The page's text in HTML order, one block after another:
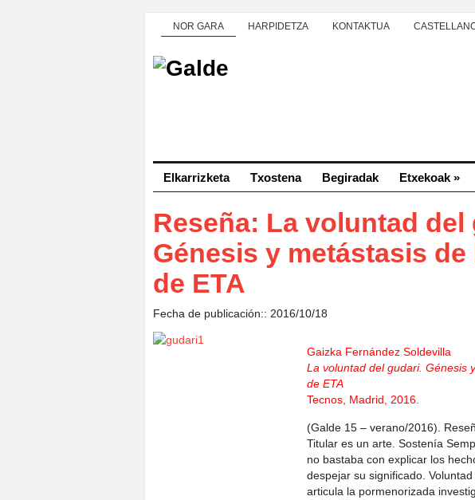
NOR GARA HARPIDETZA KONTAKTUA
Elkarrizketa Txostena Begiradak Etxekoak »
Reseña: La voluntad del
Génesis y metástasis
de ETA
Fecha de publicación:: 2016/10/18
Gaizka Fernández Soldevilla
La voluntad del gudari. Génesis
de ETA
Tecnos, Madrid, 2016.
(Galde 15 – verano/2016).
Titular es un arte. Sostenía
no bastaba con explicar los
despejar su significado.
articula la pormenorizada